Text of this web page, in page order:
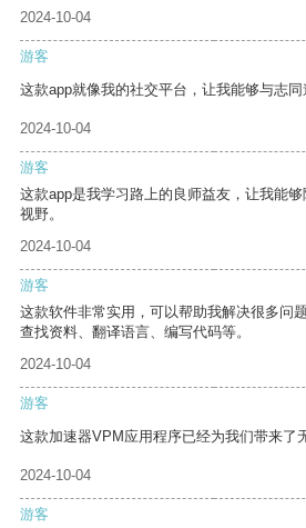
2024-10-04
游客
这款app就像我的社交平台，让我能够与志同
2024-10-04
游客
这款app是我学习路上的良师益友，让我能
视野。
2024-10-04
游客
这款软件非常实用，可以帮助我解决很多问
查找资料、翻译语言、编写代码等。
2024-10-04
游客
这款加速器VPM应用程序已经为我们带来了
2024-10-04
游客